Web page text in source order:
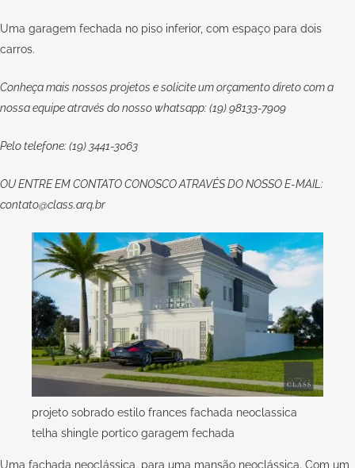
Uma garagem fechada no piso inferior, com espaço para dois
carros.
Conheça mais nossos projetos e solicite um orçamento direto com a
nossa equipe através do nosso whatsapp: (19) 98133-7909
Pelo telefone: (19) 3441-3063
OUENTRE EM CONTATO CONOSCOATRAVÉS DO NOSSO E-MAIL:
contato@class.arq.br
projeto sobrado estilo frances fachada neoclassica
telha shingle portico garagem fechada
Uma fachada neoclássica, para uma mansão neoclássica. Com um